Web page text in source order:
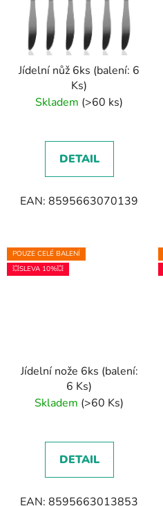
Jídelní nůž 6ks (balení: 6
Ks)
Skladem (>60 ks)
DETAIL
EAN: 8595663070139
POUZE CELÉ BALENÍ
💥SLEVA 10%💥
Jídelní nože 6ks (balení:
6 Ks)
Skladem (>60 Ks)
DETAIL
EAN: 8595663013853